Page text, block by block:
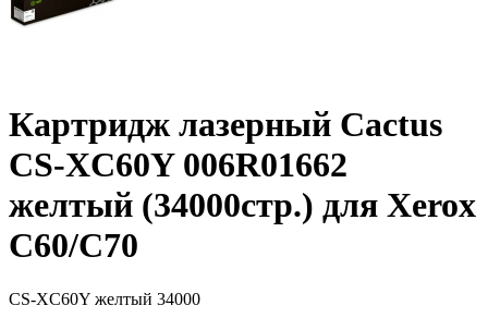
Картридж лазерный Cactus
CS-XC60Y 006R01662
желтый (34000стр.) для Xerox
C60/C70
CS-XC60Y желтый 34000